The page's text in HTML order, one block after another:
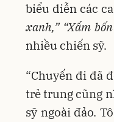
biểu diễn các
xanh,” “Xẩm
nhiều chiến sỹ.
“Chuyến đi đã
trẻ trung cũng
sỹ ngoài đảo.